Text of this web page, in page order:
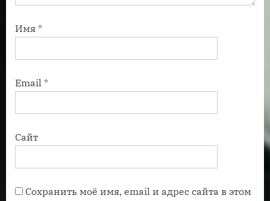
Имя *
Email *
Сайт
Сохранить моё имя, email и адрес сайта в этом